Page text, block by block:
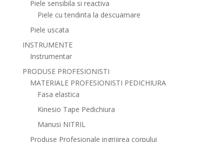
Piele sensibila si reactiva
Piele cu tendinta la descuamare
Piele uscata
INSTRUMENTE
Instrumentar
PRODUSE PROFESIONISTI
MATERIALE PROFESIONISTI PEDICHIURA
Fasa elastica
Kinesio Tape Pedichiura
Manusi NITRIL
Produse Profesionale ingrijirea corpului